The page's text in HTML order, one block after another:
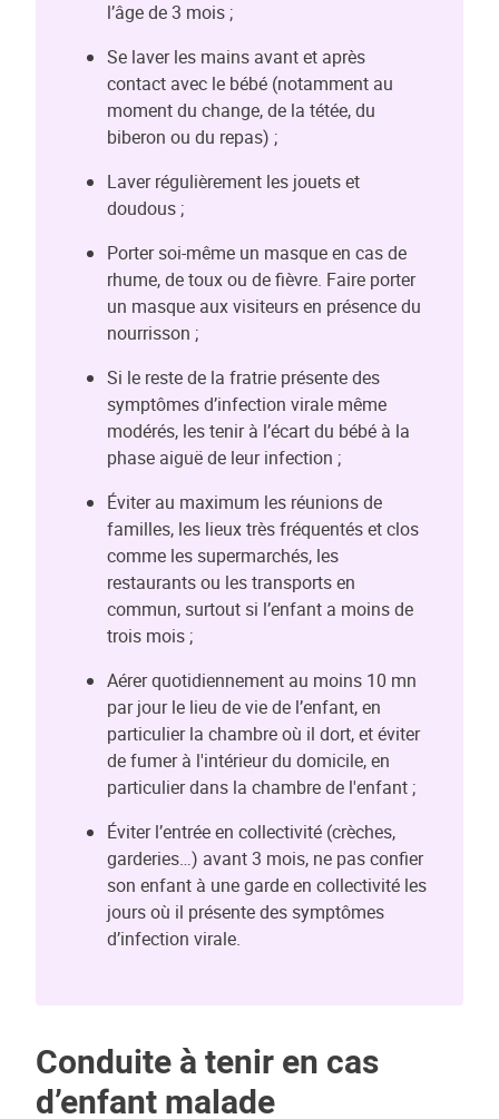
l’âge de 3 mois ;
Se laver les mains avant et après
contact avec le bébé (notamment au
moment du change, de la tétée, du
biberon ou du repas) ;
Laver régulièrement les jouets et
doudous ;
Porter soi-même un masque en cas de
rhume, de toux ou de fièvre. Faire porter
un masque aux visiteurs en présence du
nourrisson ;
Si le reste de la fratrie présente des
symptômes d’infection virale même
modérés, les tenir à l’écart du bébé à la
phase aiguë de leur infection ;
Éviter au maximum les réunions de
familles, les lieux très fréquentés et clos
comme les supermarchés, les
restaurants ou les transports en
commun, surtout si l’enfant a moins de
trois mois ;
Aérer quotidiennement au moins 10 mn
par jour le lieu de vie de l’enfant, en
particulier la chambre où il dort, et éviter
de fumer à l'intérieur du domicile, en
particulier dans la chambre de l'enfant ;
Éviter l’entrée en collectivité (crèches,
garderies…) avant 3 mois, ne pas confier
son enfant à une garde en collectivité les
jours où il présente des symptômes
d’infection virale.
Conduite à tenir en cas
d’enfant malade